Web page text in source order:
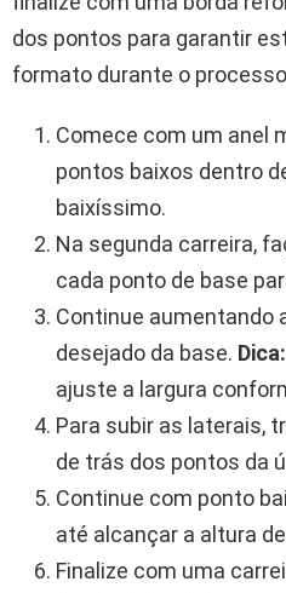
dos pontos para garantir
formato durante o
Comece com um anel
pontos baixos dentro
baixíssimo.
Na segunda carreira,
cada ponto de base
Continue aumentando
desejado da base. Dica:
ajuste a largura
Para subir as laterais,
de trás dos pontos da
Continue com ponto
até alcançar a altura
Finalize com uma